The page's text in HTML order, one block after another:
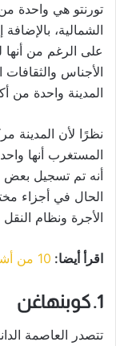
تورنتو هي واحدة
الشمالية،
على الرغم من أنها
الأجناس
المدينة واحدة من
نظرًا لأن المدينة
المستغرب أنها
أنه تم تسجيل بعض
الحال في أجزاء
الأجرة ونظام
اقرأ أيضا: 10 من أشهر الوجهات السياحية في العالم 2023
1. كوبنهاغن
تتصدر العاصمة